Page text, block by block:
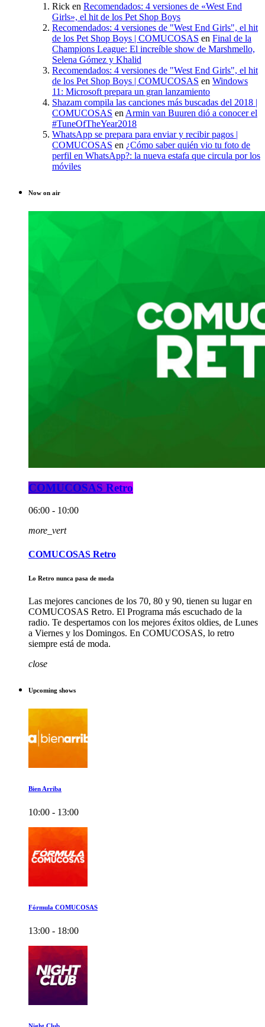
Rick en Recomendados: 4 versiones de «West End
Girls», el hit de los Pet Shop Boys
Recomendados: 4 versiones de "West End Girls", el hit
de los Pet Shop Boys | COMUCOSAS en Final de la
Champions League: El increíble show de Marshmello,
Selena Gómez y Khalid
Recomendados: 4 versiones de "West End Girls", el hit
de los Pet Shop Boys | COMUCOSAS en Windows
11: Microsoft prepara un gran lanzamiento
Shazam compila las canciones más buscadas del 2018 |
COMUCOSAS en Armin van Buuren dió a conocer el
#TuneOfTheYear2018
WhatsApp se prepara para enviar y recibir pagos |
COMUCOSAS en ¿Cómo saber quién vio tu foto de
perfil en WhatsApp?: la nueva estafa que circula por los
móviles
Now on air
COMUCOSAS Retro
06:00 - 10:00
more_vert
COMUCOSAS Retro
Lo Retro nunca pasa de moda
Las mejores canciones de los 70, 80 y 90, tienen su lugar en
COMUCOSAS Retro. El Programa más escuchado de la
radio. Te despertamos con los mejores éxitos oldies, de Lunes
a Viernes y los Domingos. En COMUCOSAS, lo retro
siempre está de moda.
close
Upcoming shows
Bien Arriba
10:00 - 13:00
Fórmula COMUCOSAS
13:00 - 18:00